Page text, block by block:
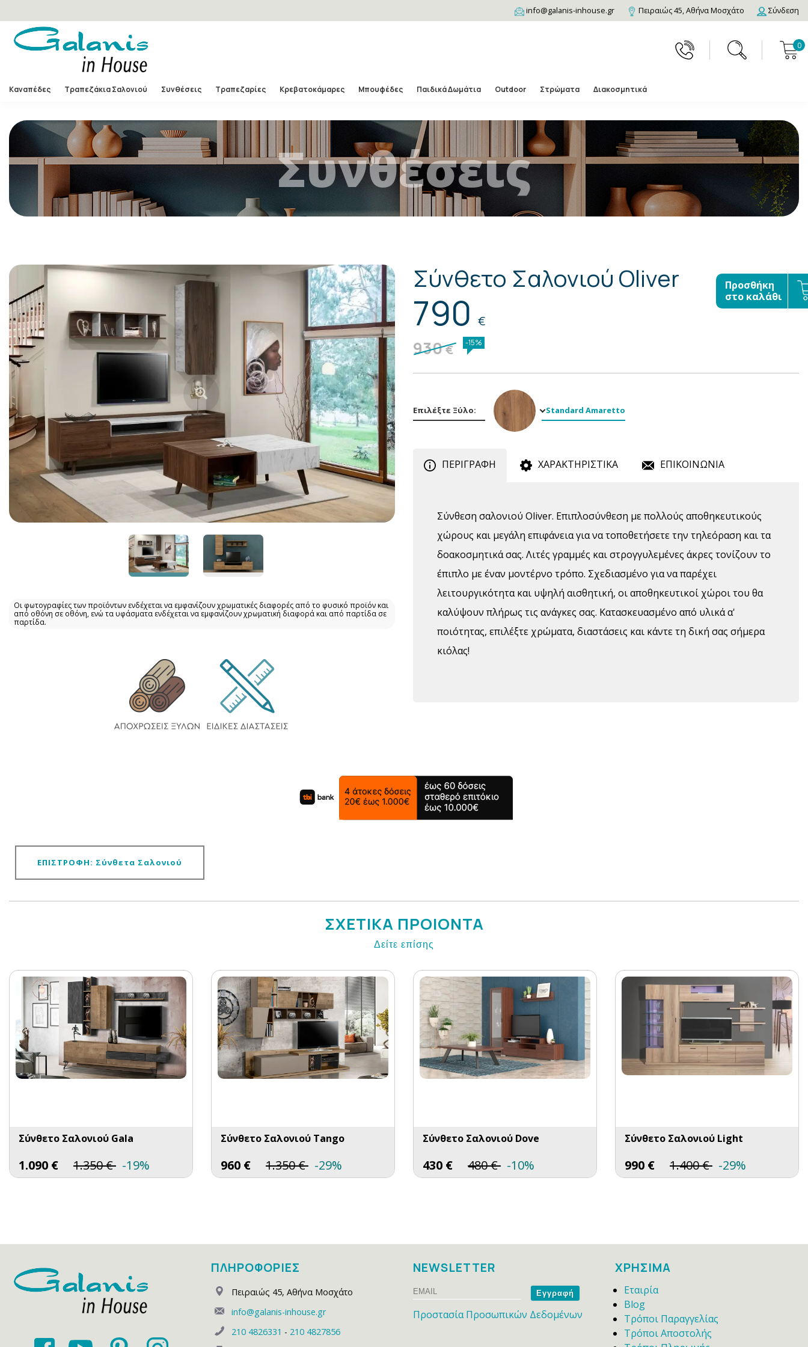
info@galanis-inhouse.gr Πειραιώς 45, Αθήνα Μοσχάτο Σύνδεση
0
Καναπέδες Τραπεζάκια Σαλονιού Συνθέσεις Τραπεζαρίες Κρεβατοκάμαρες Μπουφέδες Παιδικά Δωμάτια Outdoor Στρώματα Διακοσμητικά
Συνθέσεις
Οι φωτογραφίες των προϊόντων ενδέχεται να εμφανίζουν χρωματικές διαφορές από το φυσικό προϊόν και
από οθόνη σε οθόνη, ενώ τα υφάσματα ενδέχεται να εμφανίζουν χρωματική διαφορά και από παρτίδα σε
παρτίδα.
Σύνθετο Σαλονιού Oliver
790 €
930€ -15%
Προσθήκη
στο καλάθι
Επιλέξτε Ξύλο: Standard Amaretto
ΠΕΡΙΓΡΑΦΗ ΧΑΡΑΚΤΗΡΙΣΤΙΚΑ ΕΠΙΚΟΙΝΩΝΙΑ
Σύνθεση σαλονιού Oliver. Επιπλοσύνθεση με πολλούς αποθηκευτικούς
χώρους και μεγάλη επιφάνεια για να τοποθετήσετε την τηλεόραση και τα
δοακοσμητικά σας. Λιτές γραμμές και στρογγυλεμένες άκρες τονίζουν το
έπιπλο με έναν μοντέρνο τρόπο. Σχεδιασμένο για να παρέχει
λειτουργικότητα και υψηλή αισθητική, οι αποθηκευτικοί χώροι του θα
καλύψουν πλήρως τις ανάγκες σας. Κατασκευασμένο από υλικά α'
ποιότητας, επιλέξτε χρώματα, διαστάσεις και κάντε τη δική σας σήμερα
κιόλας!
ΕΠΙΣΤΡΟΦΗ: Σύνθετα Σαλονιού
ΣΧΕΤΙΚΑ ΠΡΟΙΟΝΤΑ
Δείτε επίσης
Σύνθετο Σαλονιού Gala
1.090 € 1.350€ -19%
Σύνθετο Σαλονιού Tango
960 € 1.350€ -29%
Σύνθετο Σαλονιού Dove
430 € 480€ -10%
Σύνθετο Σαλονιού Light
990 € 1.400€ -29%
ΠΛΗΡΟΦΟΡΙΕΣ
Πειραιώς 45, Αθήνα Μοσχάτο
info@galanis-inhouse.gr
210 4826331 - 210 4827856
NEWSLETTER
Email
Name
Προστασία Προσωπικών Δεδομένων
ΧΡΗΣΙΜΑ
Εταιρία
Blog
Τρόποι Παραγγελίας
Τρόποι Αποστολής